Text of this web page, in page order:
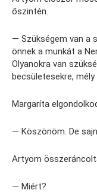
őszintén.
— Szükségem van a
önnek a munkát a
Olyanokra van
becsületesekre,
Margaríta
— Köszönöm. De
Artyom
— Miért?